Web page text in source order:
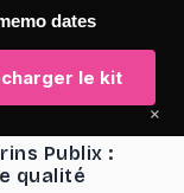
Publix :
qualité
dates
le kit
×